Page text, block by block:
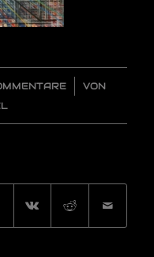
/
VON